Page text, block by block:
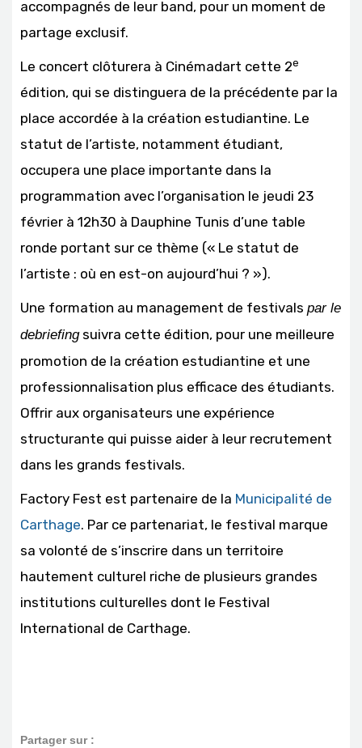
accompagnés de leur band, pour un moment de
partage exclusif.
Le concert clôturera à Cinémadart cette 2e
édition, qui se distinguera de la précédente par la
place accordée à la création estudiantine. Le
statut de l’artiste, notamment étudiant,
occupera une place importante dans la
programmation avec l’organisation le jeudi 23
février à 12h30 à Dauphine Tunis d’une table
ronde portant sur ce thème (« Le statut de
l’artiste : où en est-on aujourd’hui ? »).
Une formation au management de festivals par le
debriefingsuivra cette édition, pour une meilleure
promotion de la création estudiantine et une
professionnalisation plus efficace des étudiants.
Offrir aux organisateurs une expérience
structurante qui puisse aider à leur recrutement
dans les grands festivals.
Factory Fest est partenaire de la Municipalité de
Carthage. Par ce partenariat, le festival marque
sa volonté de s’inscrire dans un territoire
hautement culturel riche de plusieurs grandes
institutions culturelles dont le Festival
International de Carthage.
Partager sur :